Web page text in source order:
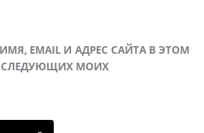
EMAIL И АДРЕС САЙТА В ЭТОМ
МОИХ